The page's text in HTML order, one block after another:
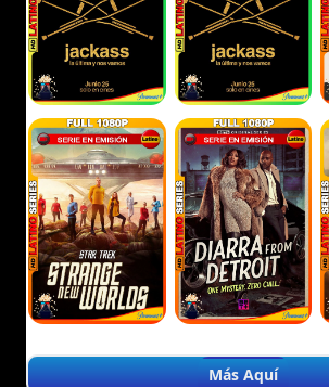
Más Aquí